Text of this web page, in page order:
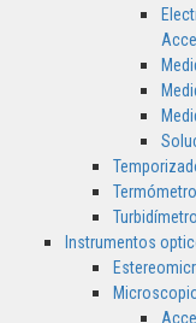
Instrumentos